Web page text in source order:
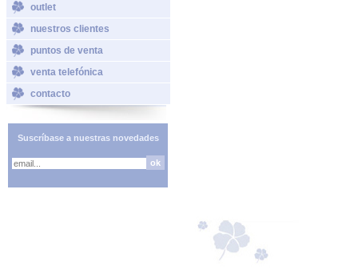
outlet
nuestros clientes
puntos de venta
venta telefónica
contacto
Suscríbase a nuestras novedades